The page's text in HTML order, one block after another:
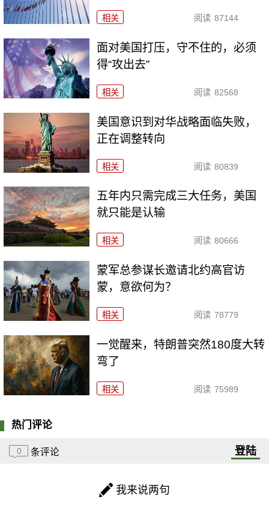
相关 阅读 87144
面对美国打压，守不住的，必须
得“攻出去”
相关 阅读 82568
美国意识到对华战略面临失败，
正在调整转向
相关 阅读 80839
五年内只需完成三大任务，美国
就只能是认输
相关 阅读 80666
​蒙军总参谋长邀请北约高官访
蒙，意欲何为？
相关 阅读 78779
一觉醒来，特朗普突然180度大转
弯了
相关 阅读 75989
热门评论
0 条评论 登陆
我来说两句